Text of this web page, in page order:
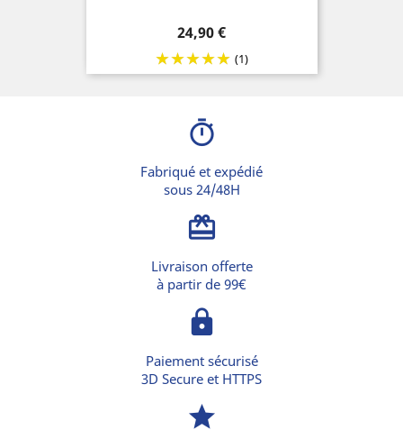
Prix
24,90 €
(1)
timer
Fabriqué et expédié
sous 24/48H
card_giftcard
Livraison offerte
à partir de 99€
lock
Paiement sécurisé
3D Secure et HTTPS
star